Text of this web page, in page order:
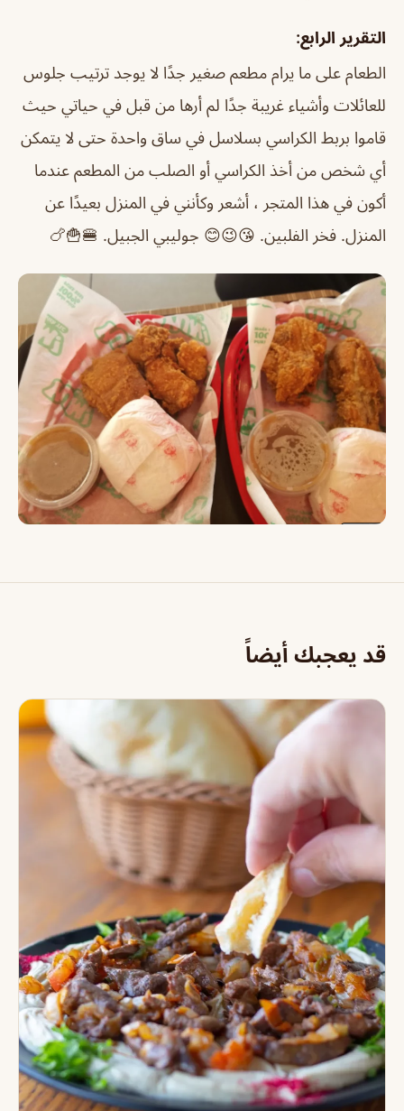
التقرير الرابع:
الطعام على ما يرام مطعم صغير جدًا لا يوجد ترتيب جلوس
للعائلات وأشياء غريبة جدًا لم أرها من قبل في حياتي حيث
قاموا بربط الكراسي بسلاسل في ساق واحدة حتى لا يتمكن
أي شخص من أخذ الكراسي أو الصلب من المطعم عندما
أكون في هذا المتجر ، أشعر وكأنني في المنزل بعيدًا عن
المنزل. فخر الفلبين. 😘😉😊 جوليبي الجبيل. 🍔🍟🍗
قد يعجبك أيضاً